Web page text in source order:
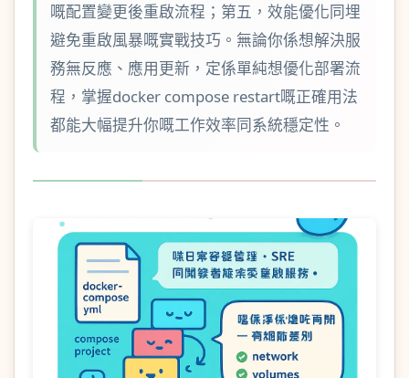
嘅配置變更後重啟流程；第五，效能優化同埋
避免重啟風暴嘅實戰技巧。無論你係想解決服
務無反應、應用更新，定係單純想優化部署流
程，掌握docker compose restart嘅正確用法
都能大幅提升你嘅工作效率同系統穩定性。